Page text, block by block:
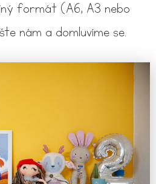
formát (A6, A3 nebo
nám a domluvíme se.